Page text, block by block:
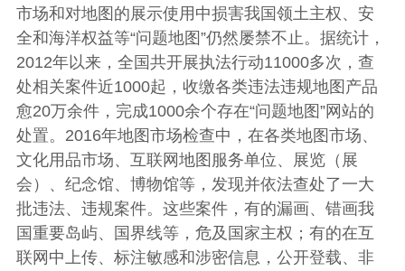
市场和对地图的展示使用中损害我国领土主权、安
全和海洋权益等“问题地图”仍然屡禁不止。据统计，
2012年以来，全国共开展执法行动11000多次，查
处相关案件近1000起，收缴各类违法违规地图产品
愈20万余件，完成1000余个存在“问题地图”网站的
处置。2016年地图市场检查中，在各类地图市场、
文化用品市场、互联网地图服务单位、展览（展
会）、纪念馆、博物馆等，发现并依法查处了一大
批违法、违规案件。这些案件，有的漏画、错画我
国重要岛屿、国界线等，危及国家主权；有的在互
联网中上传、标注敏感和涉密信息，公开登载、非